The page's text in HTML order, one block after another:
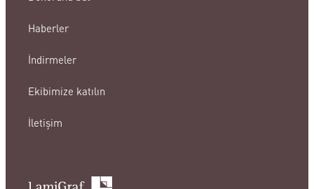
Haberler
İndirmeler
Ekibimize katılın
İletişim